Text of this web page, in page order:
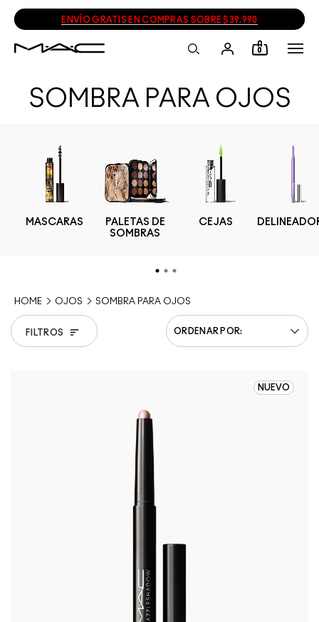
ENVÍO GRATIS EN COMPRAS SOBRE $39.990
0
SOMBRA PARA OJOS
MASCARAS
PALETAS DE
SOMBRAS
CEJAS
HOME OJOS SOMBRA PARA OJOS
FILTROS
NUEVO